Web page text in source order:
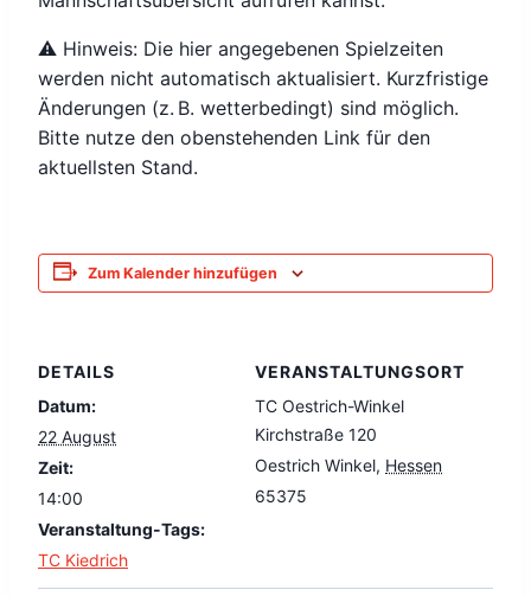
⚠️ Hinweis: Die hier angegebenen Spielzeiten
werden nicht automatisch aktualisiert. Kurzfristige
Änderungen (z. B. wetterbedingt) sind möglich.
Bitte nutze den obenstehenden Link für den
aktuellsten Stand.
Zum Kalender hinzufügen
DETAILS
Datum:
22 August
Zeit:
14:00
Veranstaltung-Tags:
TC Kiedrich
VERANSTALTUNGSORT
TC Oestrich-Winkel
Kirchstraße 120
Oestrich Winkel, Hessen
65375